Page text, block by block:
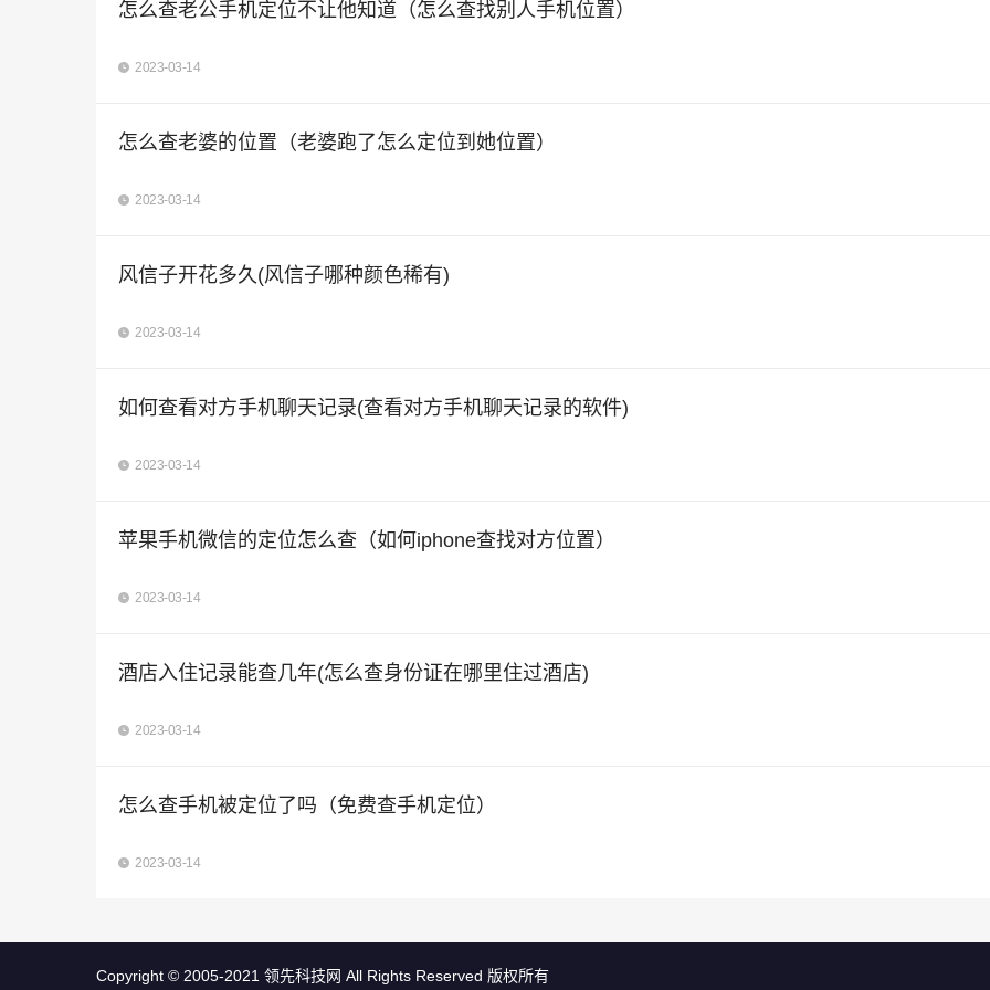
怎么查老公手机定位不让他知道（怎么查找别人手机位置）
2023-03-14
怎么查老婆的位置（老婆跑了怎么定位到她位置）
2023-03-14
风信子开花多久(风信子哪种颜色稀有)
2023-03-14
如何查看对方手机聊天记录(查看对方手机聊天记录的软件)
2023-03-14
苹果手机微信的定位怎么查（如何iphone查找对方位置）
2023-03-14
酒店入住记录能查几年(怎么查身份证在哪里住过酒店)
2023-03-14
怎么查手机被定位了吗（免费查手机定位）
2023-03-14
Copyright © 2005-2021 领先科技网 All Rights Reserved 版权所有